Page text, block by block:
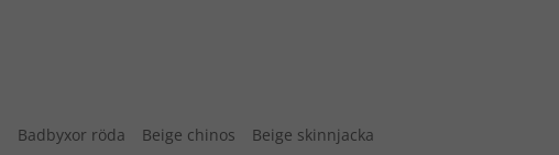
Badbyxor röda Beige chinos Beige skinnjacka